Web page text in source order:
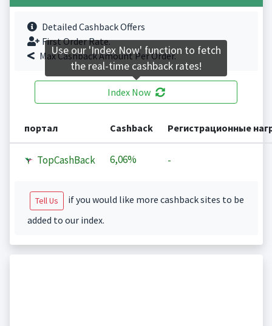
Detailed Cashback Offers
First Order Rate.
Max Cashback Amount Per Order.
Index Now
портал Cashback Регистрационные
TopCashBack 6,06% -
Tell Us
if you would like more cashback sites to be
added to our index.
Use our 'Index Now' function to fetch
the real-time cashback rates!